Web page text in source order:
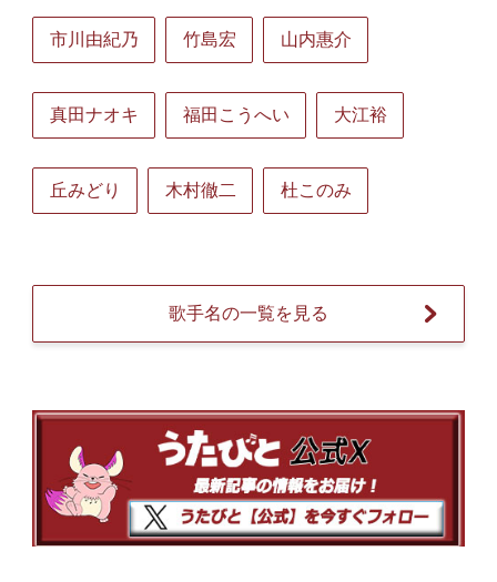
市川由紀乃 竹島宏 山内惠介
真田ナオキ 福田こうへい 大江裕
丘みどり 木村徹二 杜このみ
歌手名の一覧を見る